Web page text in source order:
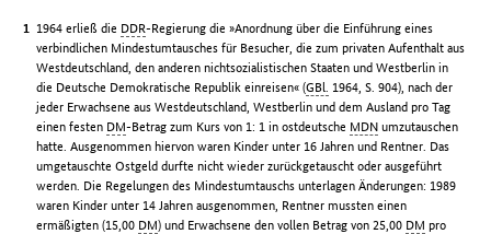
1964 erließ die DDR-Regierung die »Anordnung über die Einführung eines
verbindlichen Mindestumtausches für Besucher, die zum privaten Aufenthalt aus
Westdeutschland, den anderen nichtsozialistischen Staaten und Westberlin in
die Deutsche Demokratische Republik einreisen« (GBl. 1964, S. 904), nach der
jeder Erwachsene aus Westdeutschland, Westberlin und dem Ausland pro Tag
einen festen DM-Betrag zum Kurs von 1: 1 in ostdeutsche MDN umzutauschen
hatte. Ausgenommen hiervon waren Kinder unter 16 Jahren und Rentner. Das
umgetauschte Ostgeld durfte nicht wieder zurückgetauscht oder ausgeführt
werden. Die Regelungen des Mindestumtauschs unterlagen Änderungen: 1989
waren Kinder unter 14 Jahren ausgenommen, Rentner mussten einen
ermäßigten (15,00 DM) und Erwachsene den vollen Betrag von 25,00 DM pro